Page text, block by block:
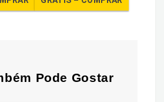
Pode Gostar